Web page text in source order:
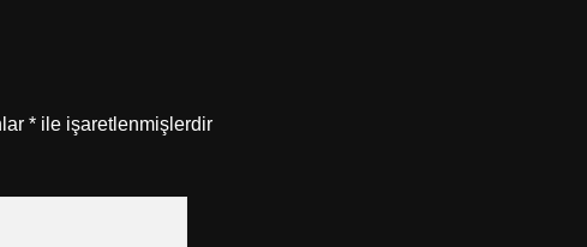
* ile işaretlenmişlerdir